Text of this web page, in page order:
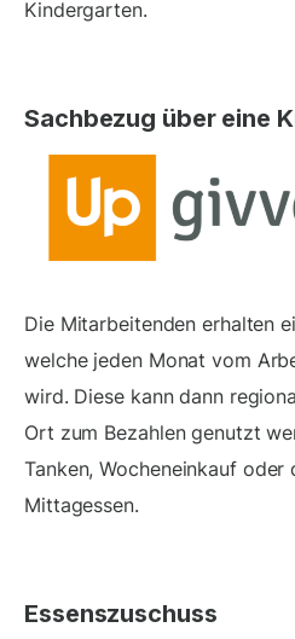
Kindergarten.
Sachbezug über eine
Die Mitarbeitenden erhalten
welche jeden Monat vom
wird. Diese kann dann
Ort zum Bezahlen genutzt
Tanken, Wocheneinkauf oder
Mittagessen.
Essenszuschuss